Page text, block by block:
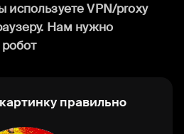
VPN/proxy
Нам нужно
правильно